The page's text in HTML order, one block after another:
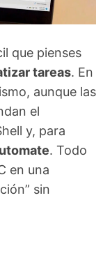
que pienses
tareas. En
aunque las
el
y, para
. Todo
en una
sin